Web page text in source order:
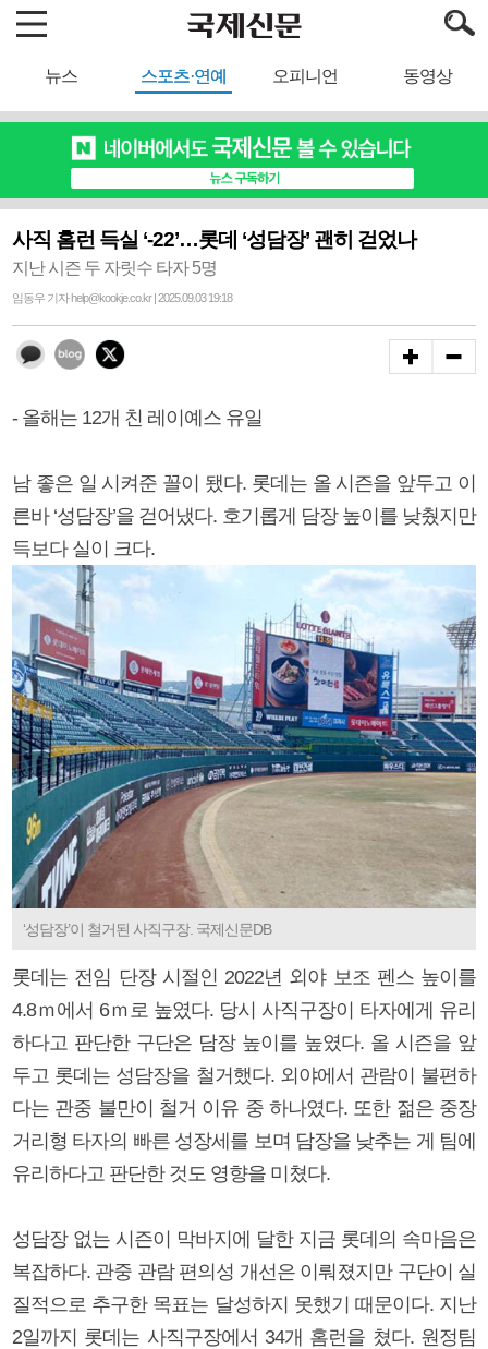
뉴스 스포츠·연예 오피니언 동영상
사직 홈런 득실 ‘-22’…롯데 ‘성담장’ 괜히 걷었나
지난 시즌 두 자릿수 타자 5명
임동우 기자 help@kookje.co.kr | 2025.09.03 19:18
- 올해는 12개 친 레이예스 유일
남 좋은 일 시켜준 꼴이 됐다. 롯데는 올 시즌을 앞두고 이
른바 ‘성담장’을 걷어냈다. 호기롭게 담장 높이를 낮췄지만
득보다 실이 크다.
‘성담장’이 철거된 사직구장. 국제신문DB
롯데는 전임 단장 시절인 2022년 외야 보조 펜스 높이를
4.8ｍ에서 6ｍ로 높였다. 당시 사직구장이 타자에게 유리
하다고 판단한 구단은 담장 높이를 높였다. 올 시즌을 앞
두고 롯데는 성담장을 철거했다. 외야에서 관람이 불편하
다는 관중 불만이 철거 이유 중 하나였다. 또한 젊은 중장
거리형 타자의 빠른 성장세를 보며 담장을 낮추는 게 팀에
유리하다고 판단한 것도 영향을 미쳤다.
성담장 없는 시즌이 막바지에 달한 지금 롯데의 속마음은
복잡하다. 관중 관람 편의성 개선은 이뤄졌지만 구단이 실
질적으로 추구한 목표는 달성하지 못했기 때문이다. 지난
2일까지 롯데는 사직구장에서 34개 홈런을 쳤다. 원정팀